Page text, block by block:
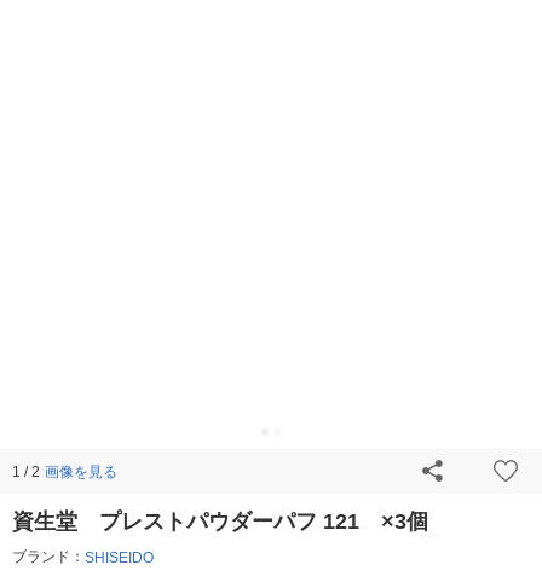
1 / 2 画像を見る
資生堂 プレストパウダーパフ 121 ×3個
ブランド： SHISEIDO